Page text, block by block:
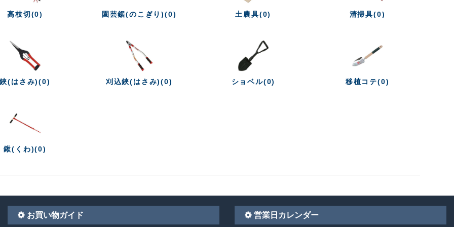
高枝切(0) 園芸鋸(のこぎり)(0) 土農具(0) 清掃具(0)
鋏(はさみ)(0) 刈込鋏(はさみ)(0) ショベル(0) 移植コテ(0)
鍬(くわ)(0)
お買い物ガイド 営業日カレンダー